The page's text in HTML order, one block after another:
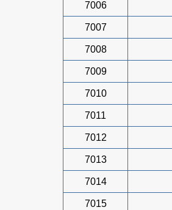
7006
7007
7008
7009
7010
7011
7012
7013
7014
7015